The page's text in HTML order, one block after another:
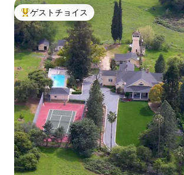
大好評のゲストチョイスです。
ゲストチョイス